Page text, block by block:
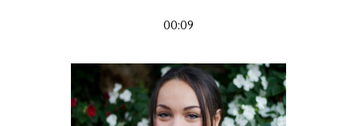
00:09